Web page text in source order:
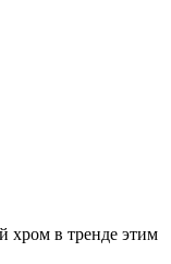
хром в тренде этим